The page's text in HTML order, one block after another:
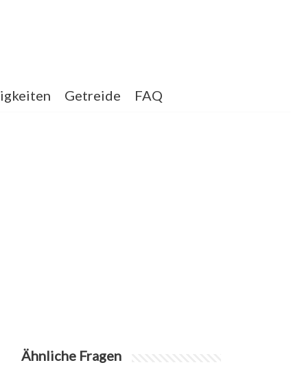
Getreide FAQ
Ähnliche Fragen